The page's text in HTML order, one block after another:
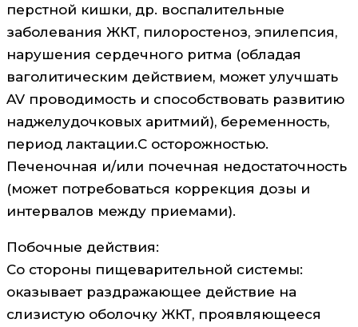
перстной кишки, др. воспалительные
заболевания ЖКТ, пилоростеноз, эпилепсия,
нарушения сердечного ритма (обладая
ваголитическим действием, может улучшать
AV проводимость и способствовать развитию
наджелудочковых аритмий), беременность,
период лактации.C осторожностью.
Печеночная и/или почечная недостаточность
(может потребоваться коррекция дозы и
интервалов между приемами).
Побочные действия:
Со стороны пищеварительной системы:
оказывает раздражающее действие на
слизистую оболочку ЖКТ, проявляющееся